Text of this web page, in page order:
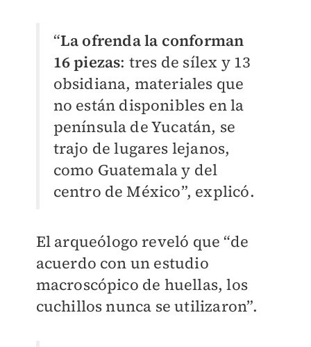
“La ofrenda la conforman
16 piezas: tres de sílex y 13
obsidiana, materiales que
no están disponibles en la
península de Yucatán, se
trajo de lugares lejanos,
como Guatemala y del
centro de México”, explicó.
El arqueólogo reveló que “de
acuerdo con un estudio
macroscópico de huellas, los
cuchillos nunca se utilizaron”.